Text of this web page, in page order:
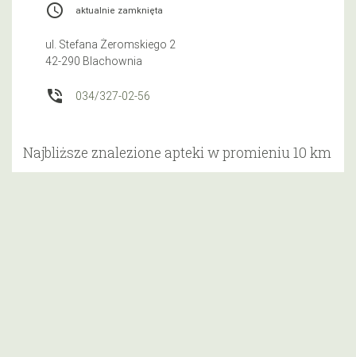
access_time aktualnie zamknięta
ul. Stefana Żeromskiego 2
42-290 Blachownia
phone_in_talk 034/327-02-56
Najbliższe znalezione apteki w promieniu 10 km